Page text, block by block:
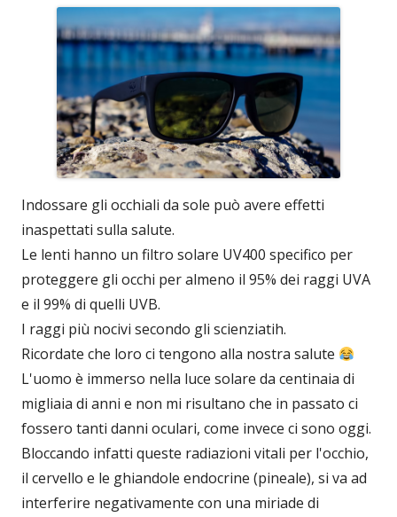
Indossare gli occhiali da sole può avere effetti
inaspettati sulla salute.
Le lenti hanno un filtro solare UV400 specifico per
proteggere gli occhi per almeno il 95% dei raggi UVA
e il 99% di quelli UVB.
I raggi più nocivi secondo gli scienziatih.
Ricordate che loro ci tengono alla nostra salute
L'uomo è immerso nella luce solare da centinaia di
migliaia di anni e non mi risultano che in passato ci
fossero tanti danni oculari, come invece ci sono oggi.
Bloccando infatti queste radiazioni vitali per l'occhio,
il cervello e le ghiandole endocrine (pineale), si va ad
interferire negativamente con una miriade di